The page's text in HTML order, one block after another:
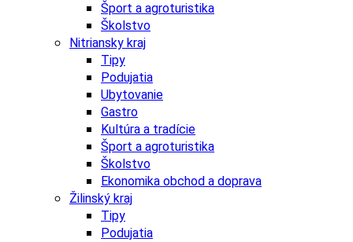
Šport a agroturistika
Školstvo
Nitriansky kraj
Tipy
Podujatia
Ubytovanie
Gastro
Kultúra a tradície
Šport a agroturistika
Školstvo
Ekonomika obchod a doprava
Žilinský kraj
Tipy
Podujatia